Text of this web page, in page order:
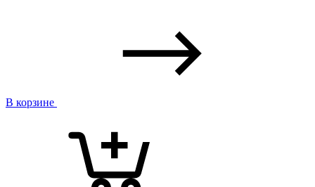
В корзине